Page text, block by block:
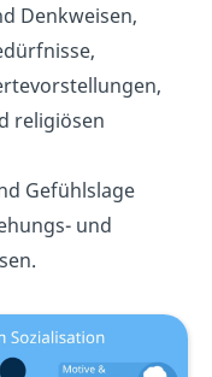
Denkweisen,
religiösen
Gefühlslage
und